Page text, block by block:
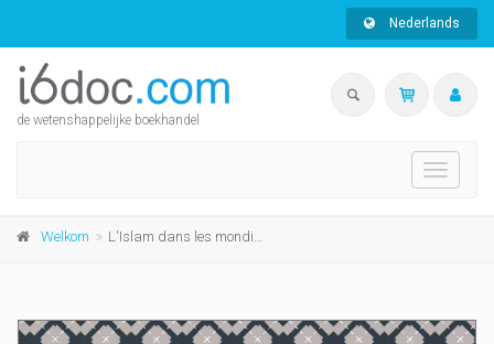
Nederlands
de wetenshappelijke boekhandel
Toggle
Welkom L'Islam dans les mondialisations